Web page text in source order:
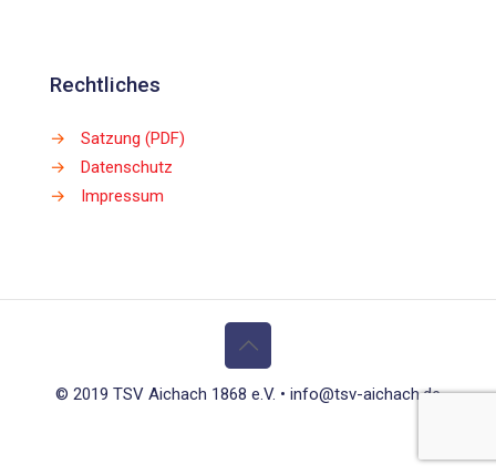
Rechtliches
→
Satzung (PDF)
→
Datenschutz
→
Impressum
© 2019 TSV Aichach 1868 e.V. • info@tsv-aichach.de